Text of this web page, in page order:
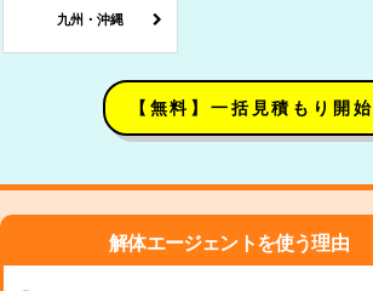
九州・沖縄
【無料】一括見積もり開始
解体エージェントを使う理由